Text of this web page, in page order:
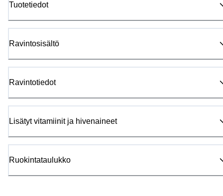
Tuotetiedot
Ravintosisältö
Ravintotiedot
Lisätyt vitamiinit ja hivenaineet
Ruokintataulukko